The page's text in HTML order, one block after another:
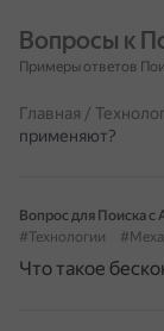
Вопросы к
Примеры ответов
Главная /
применяют?
Вопрос для Поиска с
#Технологии
Что такое